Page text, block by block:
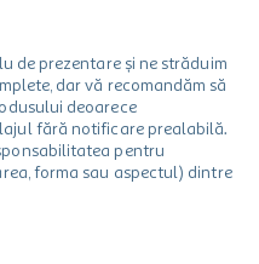
de prezentare și ne străduim
dar vă recomandăm să
deoarece
fără notificare prealabilă.
pentru
forma sau aspectul) dintre